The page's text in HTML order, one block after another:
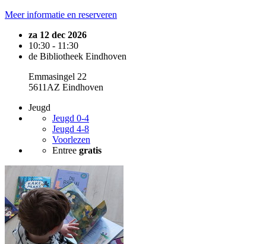
Meer informatie en reserveren
za 12 dec 2026
10:30 - 11:30
de Bibliotheek Eindhoven
Emmasingel 22
5611AZ Eindhoven
Jeugd
Jeugd 0-4
Jeugd 4-8
Voorlezen
Entree gratis